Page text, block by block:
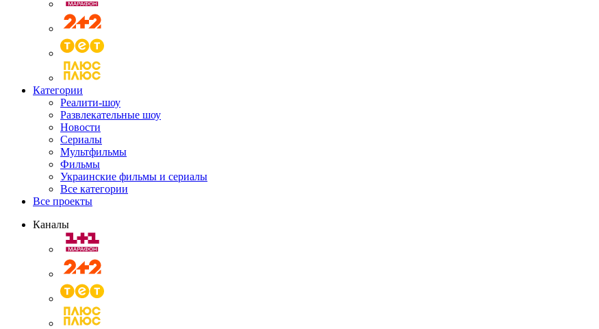
Категории
Реалити-шоу
Развлекательные шоу
Новости
Сериалы
Мультфильмы
Фильмы
Украинские фильмы и сериалы
Все категории
Все проекты
Каналы